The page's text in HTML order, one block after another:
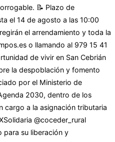
📝 Plazo de
el 14 de agosto a las 10:00
el arrendamiento y toda la
o llamando al 979 15 41
de vivir en San Cebrián
la despoblación y fomento
por el Ministerio de
2030, dentro de los
cargo a la asignación tributaria
@coceder_rural
para su liberación y